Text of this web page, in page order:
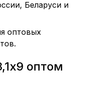
Беларуси и
оптовых
оптом